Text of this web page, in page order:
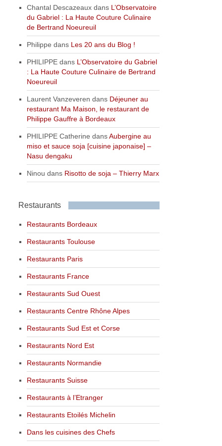
Chantal Descazeaux dans L’Observatoire
du Gabriel : La Haute Couture Culinaire
de Bertrand Noeureuil
Philippe dans Les 20 ans du Blog !
PHILIPPE dans L’Observatoire du Gabriel
: La Haute Couture Culinaire de Bertrand
Noeureuil
Laurent Vanzeveren dans Déjeuner au
restaurant Ma Maison, le restaurant de
Philippe Gauffre à Bordeaux
PHILIPPE Catherine dansAubergine au
miso et sauce soja [cuisine japonaise] –
Nasu dengaku
Ninou dans Risotto de soja – Thierry Marx
Restaurants
Restaurants Bordeaux
Restaurants Toulouse
Restaurants Paris
Restaurants France
Restaurants Sud Ouest
Restaurants Centre Rhône Alpes
Restaurants Sud Est et Corse
Restaurants Nord Est
Restaurants Normandie
Restaurants Suisse
Restaurants à l’Etranger
Restaurants Etoilés Michelin
Dans les cuisines des Chefs